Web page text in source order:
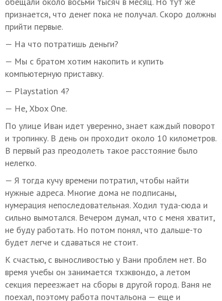
признается, что денег пока не получал. Скоро должны
прийти первые.
— На что потратишь деньги?
— Мы с братом хотим накопить и купить
компьютерную приставку.
— Playstation 4?
— Не, Xbox One.
По улице Иван идет уверенно, знает каждый поворот
и тропинку. В день он проходит около 10 километров.
В первый раз преодолеть такое расстояние было
нелегко.
— Я тогда кучу времени потратил, чтобы найти
нужные адреса. Многие дома не подписаны,
нумерация непоследовательная. Ходил туда-сюда и
сильно вымотался. Вечером думал, что с меня хватит,
не буду работать. Но потом понял, что дальше-то
будет легче и сдаваться не стоит.
К счастью, с выносливостью у Вани проблем нет. Во
время учебы он занимается тхэквондо, а летом
секция переезжает на сборы в другой город. Ваня не
поехал, поэтому работа почтальона — еще и